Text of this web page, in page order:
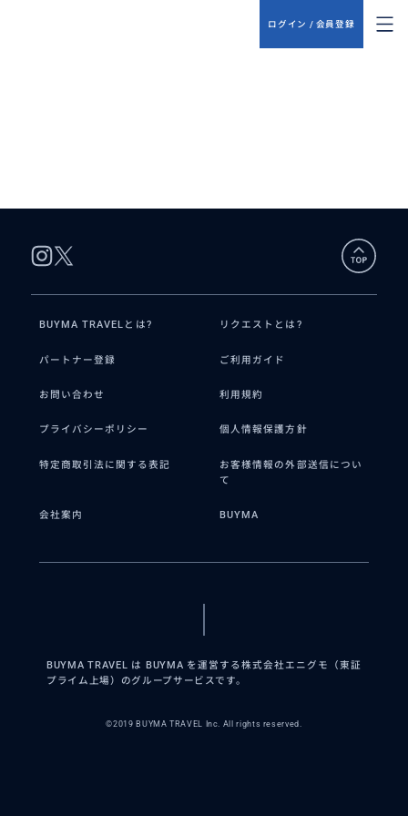
ログイン / 会員登録
BUYMA TRAVELとは? リクエストとは?
パートナー登録 ご利用ガイド
お問い合わせ 利用規約
プライバシーポリシー 個人情報保護方針
特定商取引法に関する表記
お客様情報の外部送信につい
て
会社案内 BUYMA
BUYMA TRAVEL は BUYMA を運営する株式会社エニグモ（東証
プライム上場）のグループサービスです。
©2019 BUYMA TRAVEL Inc. All rights reserved.